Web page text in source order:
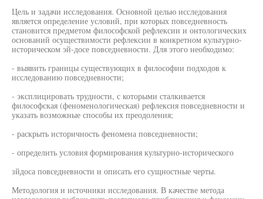
Цель и задачи исследования. Основной целью исследования
является определение условий, при которых повседневность
становится предметом философской рефлексии и онтологических
оснований осуществимости рефлексии в конкретном культурно-
историческом эй-досе повседневности. Для этого необходимо:
- выявить границы существующих в философии подходов к
исследованию повседневности;
- эксплицировать трудности, с которыми сталкивается
философская (феноменологическая) рефлексия повседневности и
указать возможные способы их преодоления;
- раскрыть историчность феномена повседневности;
- определить условия формирования культурно-исторического
зйдоса повседневности и описать его сущностные черты.
Методология и источники исследования. В качестве метода